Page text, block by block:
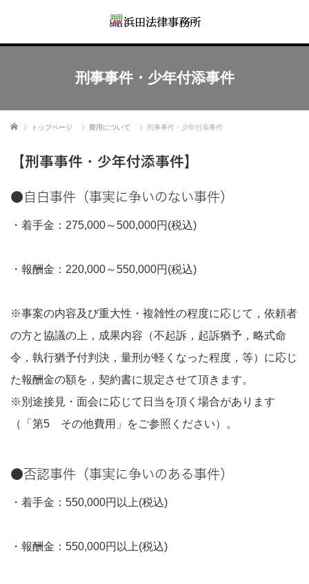
刑事事件・少年付添事件
ホーム トップページ 費用について 刑事事件・少年付添事件
【刑事事件・少年付添事件】
●自白事件（事実に争いのない事件）
・着手金：275,000～500,000円(税込)
・報酬金：220,000～550,000円(税込)
※事案の内容及び重大性・複雑性の程度に応じて，依頼者
の方と協議の上，成果内容（不起訴，起訴猶予，略式命
令，執行猶予付判決，量刑が軽くなった程度，等）に応じ
た報酬金の額を，契約書に規定させて頂きます。
※別途接見・面会に応じて日当を頂く場合があります
（「第5 その他費用」をご参照ください）。
●否認事件（事実に争いのある事件）
・着手金：550,000円以上(税込)
・報酬金：550,000円以上(税込)